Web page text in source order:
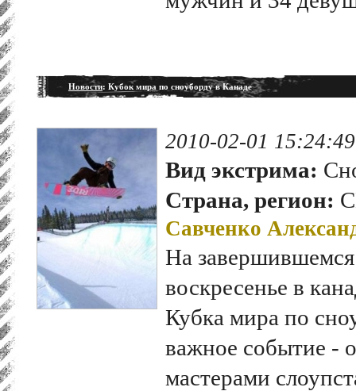
Новости: Кубок мира по сноуборду в Канаде
2010-02-01 15:24:49
Вид экстрима:
Страна, регион:
Савченко
На
воскресенье в
Кубка мира по
важное событие -
мастерами